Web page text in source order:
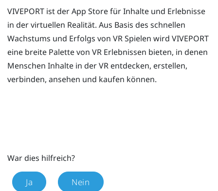
VIVEPORT ist der App Store für Inhalte und Erlebnisse
in der virtuellen Realität. Aus Basis des schnellen
Wachstums und Erfolgs von VR Spielen wird VIVEPORT
eine breite Palette von VR Erlebnissen bieten, in denen
Menschen Inhalte in der VR entdecken, erstellen,
verbinden, ansehen und kaufen können.
War dies hilfreich?
Ja Nein